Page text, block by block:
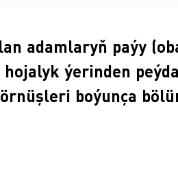
adamlaryň paýy
ýerinden
boýunça